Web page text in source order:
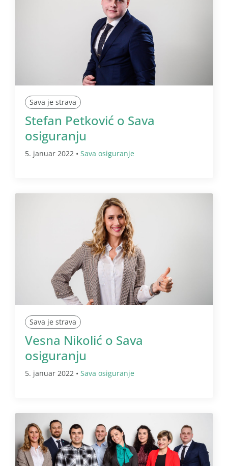
Sava je strava
Stefan Petković o Sava
osiguranju
5. januar 2022 • Sava osiguranje
Sava je strava
Vesna Nikolić o Sava
osiguranju
5. januar 2022 • Sava osiguranje